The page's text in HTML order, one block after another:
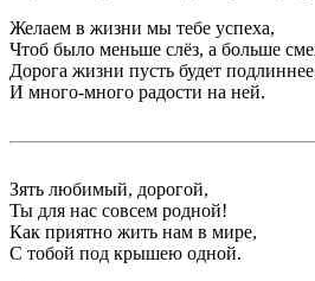
Желаем в жизни мы тебе успеха,
Чтоб было меньше слёз, а больше
Дорога жизни пусть будет
И много-много радости на ней.
Зять любимый, дорогой,
Ты для нас совсем родной!
Как приятно жить нам в мире,
С тобой под крышею одной.